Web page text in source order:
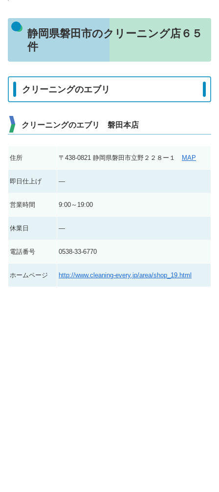
静岡県磐田市のクリーニング店６５
件
クリーニングのエブリ
クリーニングのエブリ 磐田本店
住所 〒438-0821 静岡県磐田市立野２２８ー１ MAP
即日仕上げ ―
営業時間 9:00～19:00
休業日 ―
電話番号 0538-33-6770
ホームページ http://www.cleaning-every.jp/area/shop_19.html